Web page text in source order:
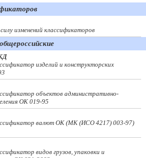
изменений классификаторов
изделий и конструкторских
объектов административно-
ОК 019-95
валют ОК (МК (ИСО 4217) 003-97)
видов грузов, упаковки и